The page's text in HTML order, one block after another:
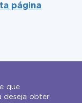
página
que
deseja obter